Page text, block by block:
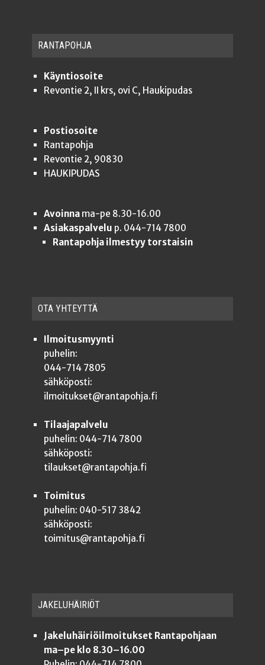
RAN­TA­POH­JA
Käyntiosoite
Revontie 2, II krs, ovi C, Haukipudas
Postiosoite
Rantapohja
Revontie 2, 90830
HAUKIPUDAS
Avoinnama-pe 8.30-16.00
Asiakaspalvelu p. 044-714 7800
Rantapohja ilmestyy torstaisin
OTA YHTEYT­TÄ
Ilmoitusmyynti
puhelin:
044-714 7805
sähköposti:
ilmoitukset@rantapohja.fi
Tilaajapalvelu
puhelin: 044-714 7800
sähköposti:
tilaukset@rantapohja.fi
Toimitus
puhelin: 040-517 3842
sähköposti:
toimitus@rantapohja.fi
JAKE­LU­HÄI­RIÖT
Jakeluhäiriöilmoitukset Rantapohjaan
ma–pe klo 8.30–16.00